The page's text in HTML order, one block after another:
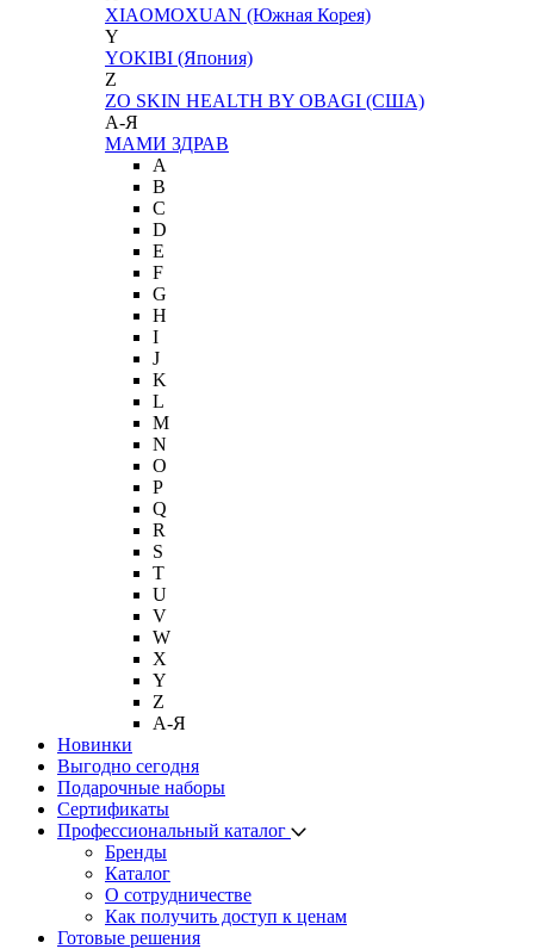
XIAOMOXUAN (Южная Корея)
Y
YOKIBI (Япония)
Z
ZO SKIN HEALTH BY OBAGI (США)
А-Я
МАМИ ЗДРАВ
A
B
C
D
E
F
G
H
I
J
K
L
M
N
O
P
Q
R
S
T
U
V
W
X
Y
Z
А-Я
Новинки
Выгодно сегодня
Подарочные наборы
Сертификаты
Профессиональный каталог
Бренды
Каталог
О сотрудничестве
Как получить доступ к ценам
Готовые решения